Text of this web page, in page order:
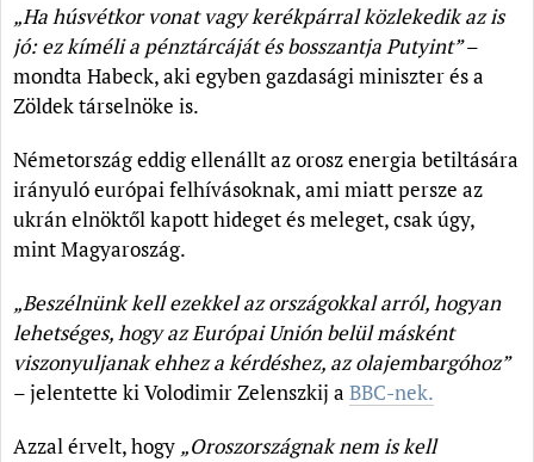
„Ha húsvétkor vonat vagy kerékpárral közlekedik az is
jó: ez kíméli a pénztárcáját és bosszantja Putyint”–
mondta Habeck, aki egyben gazdasági miniszter és a
Zöldek társelnöke is.
Németország eddig ellenállt az orosz energia betiltására
irányuló európai felhívásoknak, ami miatt persze az
ukrán elnöktől kapott hideget és meleget, csak úgy,
mint Magyaroszág.
„Beszélnünk kell ezekkel az országokkal arról, hogyan
lehetséges, hogy az Európai Unión belül másként
viszonyuljanak ehhez a kérdéshez, az olajembargóhoz”
– jelentette ki Volodimir Zelenszkij a BBC-nek.
Azzal érvelt, hogy „Oroszországnak nem is kell